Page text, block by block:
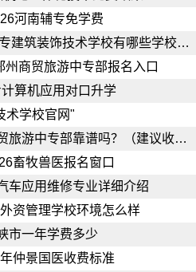
河南辅专免学费
筑装饰技术学校有哪些学校可以报
商贸旅游中专部报名入口
算机应用对口升学
术学校官网"
游中专部靠谱吗？（建议收藏）
畜牧兽医报名窗口
车应用维修专业详细介绍
资管理学校环境怎么样
市一年学费多少
仲景国医收费标准